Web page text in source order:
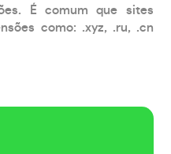
É comum que sites
como: .xyz, .ru, .cn